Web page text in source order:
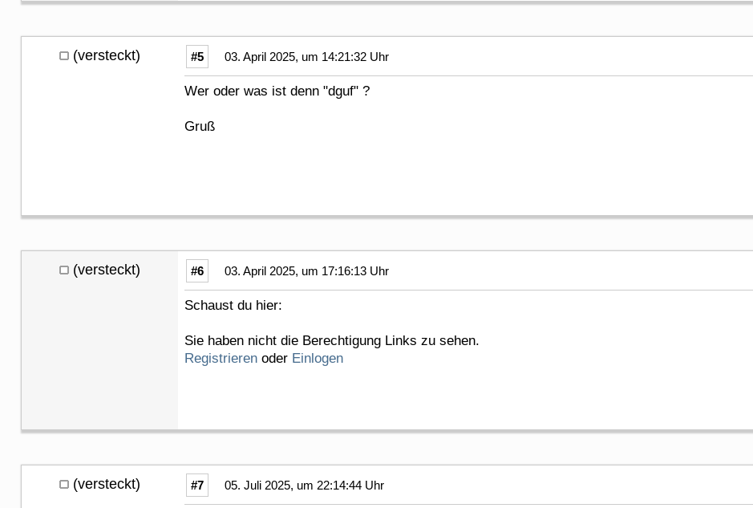
(versteckt) #5 03. April 2025, um 14:21:32 Uhr
Wer oder was ist denn "dguf" ?
Gruß
(versteckt) #6 03. April 2025, um 17:16:13 Uhr
Schaust du hier:
Sie haben nicht die Berechtigung Links zu sehen.
Registrieren oder Einlogen
(versteckt) #7 05. Juli 2025, um 22:14:44 Uhr